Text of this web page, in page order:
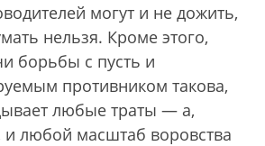
могут и не дожить,
нельзя. Кроме этого,
борьбы с пусть и
противником такова,
любые траты — а,
и любой масштаб воровства